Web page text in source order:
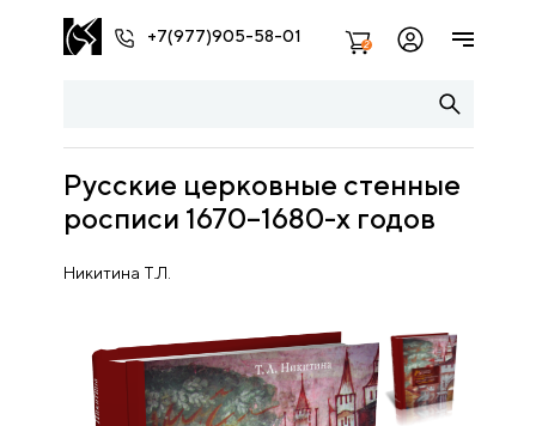
+7(977)905-58-01 2
Русские церковные стенные
росписи 1670–1680-х годов
Никитина Т.Л.